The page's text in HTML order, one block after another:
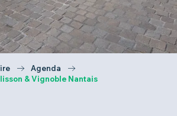
Agenda
& Vignoble Nantais